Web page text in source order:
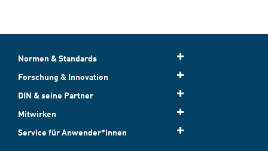
Normen & Standards
Forschung & Innovation
DIN & seine Partner
Mitwirken
Service für Anwender*innen